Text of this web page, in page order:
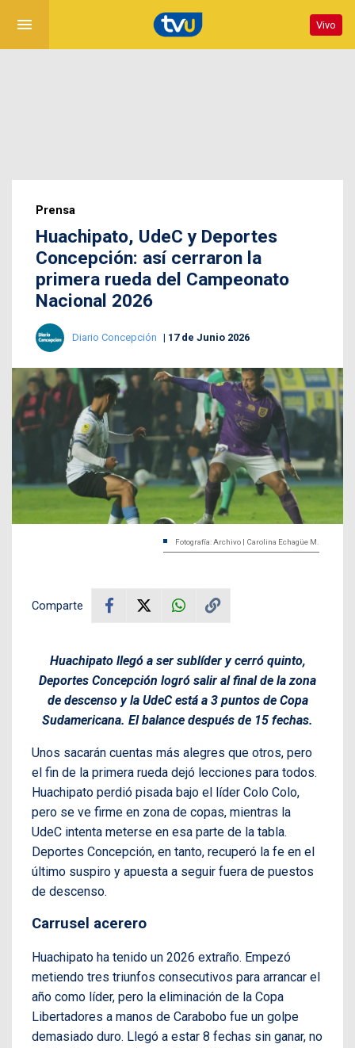
menu Vivo
Prensa
Huachipato, UdeC y Deportes
Concepción: así cerraron la
primera rueda del Campeonato
Nacional 2026
Diario Concepción 17 de Junio 2026
Fotografía: Archivo | Carolina Echagüe M.
Comparte
Huachipato llegó a ser sublíder y cerró quinto,
Deportes Concepción logró salir al final de la zona
de descenso y la UdeC está a 3 puntos de Copa
Sudamericana. El balance después de 15 fechas.
Unos sacarán cuentas más alegres que otros, pero
el fin de la primera rueda dejó lecciones para todos.
Huachipato perdió pisada bajo el líder Colo Colo,
pero se ve firme en zona de copas, mientras la
UdeC intenta meterse en esa parte de la tabla.
Deportes Concepción, en tanto, recuperó la fe en el
último suspiro y apuesta a seguir fuera de puestos
de descenso.
Carrusel acerero
Huachipato ha tenido un 2026 extraño. Empezó
metiendo tres triunfos consecutivos para arrancar el
año como líder, pero la eliminación de la Copa
Libertadores a manos de Carabobo fue un golpe
demasiado duro. Llegó a estar 8 fechas sin ganar, no